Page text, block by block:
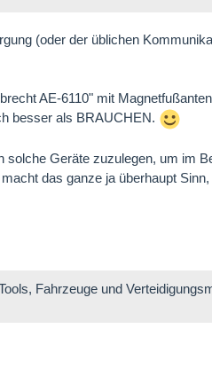
(oder der üblichen
AE-6110" mit
besser als BRAUCHEN.
Geräte zuzulegen, um im
das ganze ja überhaupt
Fahrzeuge und